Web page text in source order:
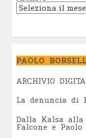
PAOLO
ARCHIVIO
La denuncia di
Dalla Kalsa
Falcone e